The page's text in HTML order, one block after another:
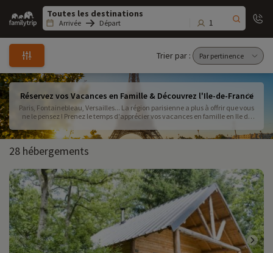
Family
trip
Arrivée Départ 1
Trier par :
Réservez vos Vacances en Famille & Découvrez l'Ile-de-France
Paris, Fontainebleau, Versailles... La région parisienne a plus à offrir que vous
ne le pensez ! Prenez le temps d'apprécier vos vacances en famille en Ile de
pour des vacances en toute tranquillité .
28 hébergements